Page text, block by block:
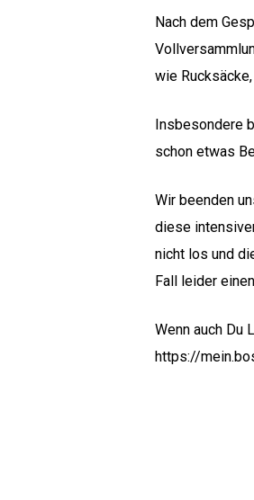
Nach dem
wie
Insbesondere
schon etwas
Wir beenden
diese
nicht los und
Fall leider
Wenn auch Du
https://